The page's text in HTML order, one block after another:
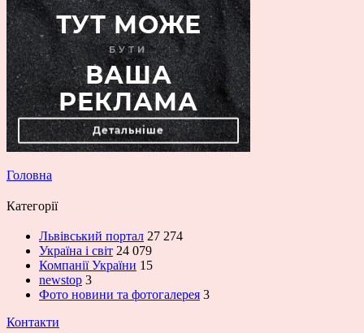
Головна
Категорії
Львівський портал 27 274
Україна і світ 24 079
Компанії України 15
newstop 3
Фото новини та фотогалерея 3
Контакти